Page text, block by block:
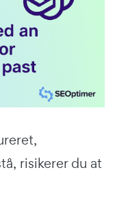
risikerer du at